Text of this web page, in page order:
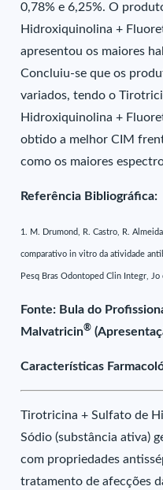
0,78% e 6,25%. O
Hidroxiquinolina +
apresentou os maiores
Concluiu-se que os
variados, tendo o
Hidroxiquinolina +
obtido a melhor CIM
como os maiores
Referência Bibliográfica:
1. M. Drumond, R. Castro, R.
comparativo in vitro da atividade
Pesq Bras Odontoped Clin Integr,
Fonte: Bula do
Malvatricin®
Características
Tirotricina + Sulfato de
Sódio (substância ativa)
com propriedades
tratamento de afecções